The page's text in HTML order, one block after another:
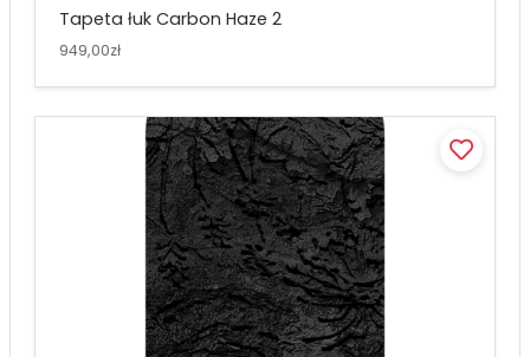
Tapeta łuk Carbon Haze 2
949,00zł